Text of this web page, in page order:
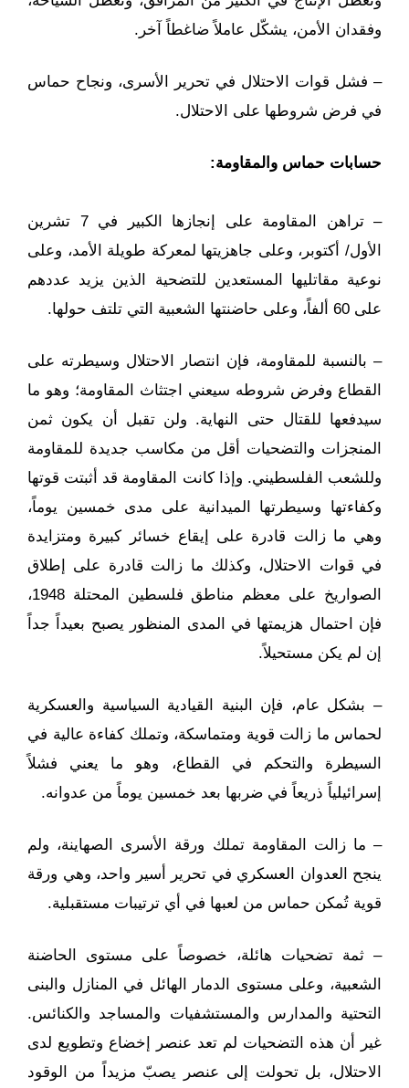
وفقدان الأمن، يشكّل عاملاً ضاغطاً آخر.
– فشل قوات الاحتلال في تحرير الأسرى، ونجاح حماس
في فرض شروطها على الاحتلال.
حسابات حماس والمقاومة:
– تراهن المقاومة على إنجازها الكبير في 7 تشرين
الأول/ أكتوبر، وعلى جاهزيتها لمعركة طويلة الأمد، وعلى
نوعية مقاتليها المستعدين للتضحية الذين يزيد عددهم
على 60 ألفاً، وعلى حاضنتها الشعبية التي تلتف حولها.
– بالنسبة للمقاومة، فإن انتصار الاحتلال وسيطرته على
القطاع وفرض شروطه سيعني اجتثاث المقاومة؛ وهو ما
سيدفعها للقتال حتى النهاية. ولن تقبل أن يكون ثمن
المنجزات والتضحيات أقل من مكاسب جديدة للمقاومة
وللشعب الفلسطيني. وإذا كانت المقاومة قد أثبتت قوتها
وكفاءتها وسيطرتها الميدانية على مدى خمسين يوماً،
وهي ما زالت قادرة على إيقاع خسائر كبيرة ومتزايدة
في قوات الاحتلال، وكذلك ما زالت قادرة على إطلاق
الصواريخ على معظم مناطق فلسطين المحتلة 1948،
فإن احتمال هزيمتها في المدى المنظور يصبح بعيداً جداً
إن لم يكن مستحيلاً.
– بشكل عام، فإن البنية القيادية السياسية والعسكرية
لحماس ما زالت قوية ومتماسكة، وتملك كفاءة عالية في
السيطرة والتحكم في القطاع، وهو ما يعني فشلاً
إسرائيلياً ذريعاً في ضربها بعد خمسين يوماً من عدوانه.
– ما زالت المقاومة تملك ورقة الأسرى الصهاينة، ولم
ينجح العدوان العسكري في تحرير أسير واحد، وهي ورقة
قوية تُمكن حماس من لعبها في أي ترتيبات مستقبلية.
– ثمة تضحيات هائلة، خصوصاً على مستوى الحاضنة
الشعبية، وعلى مستوى الدمار الهائل في المنازل والبنى
التحتية والمدارس والمستشفيات والمساجد والكنائس.
غير أن هذه التضحيات لم تعد عنصر إخضاع وتطويع لدى
الاحتلال، بل تحولت إلى عنصر يصبّ مزيداً من الوقود